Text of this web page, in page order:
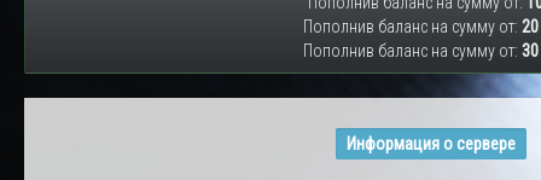
Пополнив баланс на сумму от:
Пополнив баланс на сумму от:
Информация о сервере